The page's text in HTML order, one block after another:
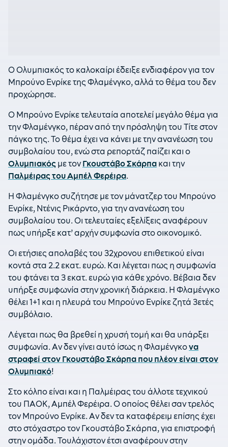
Ο Ολυμπιακός το καλοκαίρι έδειξε ενδιαφέρον για τον
Μπρούνο Ενρίκε της Φλαμένγκο, αλλά το θέμα του δεν
προχώρησε.
Ο Μπρούνο Ενρίκε τελευταία αποτελεί μεγάλο θέμα για
την Φλαμένγκο, πέραν από την πρόσληψη του Τίτε στον
πάγκο της. Το θέμα έχει να κάνει με την ανανέωση του
συμβολαίου του, ενώ στα ρεπορτάζ παίζει και ο
Ολυμπιακός με τονΓκουστάβο Σκάρπα και την
Παλμέιρας τουΑμπέλ Φερέιρα.
Η Φλαμένγκο συζήτησε με τον μάνατζερ του Μπρούνο
Ενρίκε, Ντένις Ρικάρντο, για την ανανέωση του
συμβολαίου του. Οι τελευταίες εξελίξεις αναφέρουν
πως υπήρξε κατ’ αρχήν συμφωνία στο οικονομικό.
Οι ετήσιες απολαβές του 32χρονου επιθετικού είναι
κοντά στα 2.2 εκατ. ευρώ. Και λέγεται πως η συμφωνία
του φτάνει τα 3 εκατ. ευρώ για κάθε χρόνο. Βέβαια δεν
υπήρξε συμφωνία στην χρονική διάρκεια. Η Φλαμένγκο
θέλει 1+1 και η πλευρά του Μπρούνο Ενρίκε ζητά 3ετές
συμβόλαιο.
Λέγεται πως θα βρεθεί η χρυσή τομή και θα υπάρξει
συμφωνία. Αν δεν γίνει αυτό ίσως η Φλαμένγκονα
στραφεί στον Γκουστάβο Σκάρπα που πλέον είναι στον
Ολυμπιακό!
Στο κόλπο είναι και η Παλμέιρας του άλλοτε τεχνικού
του ΠΑΟΚ, Αμπέλ Φερέιρα. Ο οποίος θέλει σαν τρελός
τον Μπρούνο Ενρίκε. Αν δεν τα καταφέρειμ επίσης έχει
στο στόχαστρο τον Γκουστάβο Σκάρπα, για επιστροφή
στην ομάδα. Τουλάχιστον έτσι αναφέρουν στην